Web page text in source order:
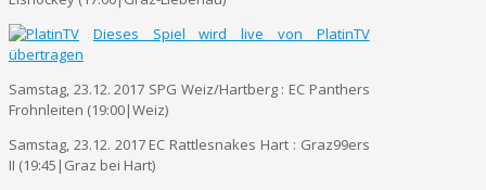
Dieses Spiel wird live von PlatinTV
übertragen
Samstag, 23.12. 2017 SPG Weiz/Hartberg : EC Panthers
Frohnleiten (19:00|Weiz)
Samstag, 23.12. 2017 EC Rattlesnakes Hart : Graz99ers
II (19:45|Graz bei Hart)